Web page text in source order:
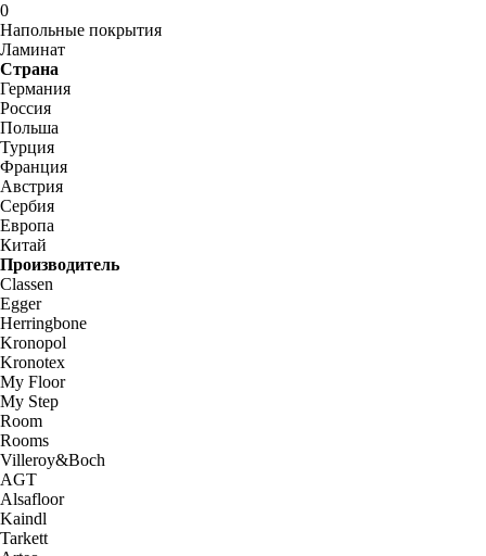
0
Напольные покрытия
Ламинат
Страна
Германия
Россия
Польша
Турция
Франция
Австрия
Сербия
Европа
Китай
Производитель
Classen
Egger
Herringbone
Kronopol
Kronotex
My Floor
My Step
Room
Rooms
Villeroy&Boch
AGT
Alsafloor
Kaindl
Tarkett